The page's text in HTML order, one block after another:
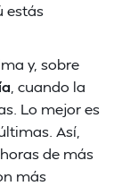
estás
y, sobre
, cuando la
Lo mejor es
Así,
de más
más